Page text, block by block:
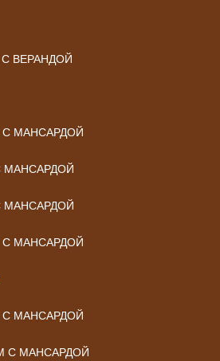
ВЕРАНДОЙ
С МАНСАРДОЙ
МАНСАРДОЙ
МАНСАРДОЙ
С МАНСАРДОЙ
С МАНСАРДОЙ
С МАНСАРДОЙ